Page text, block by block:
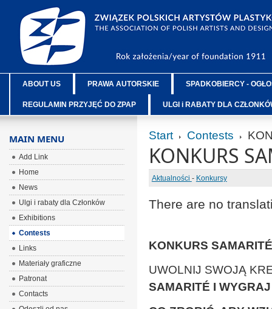
ABOUT US PRAWA AUTORSKIE SPADKOBIERCY -
REGULAMIN PRZYJĘĆ DO ZPAP ULGI i RABATY DLA
Start Contests
KONKURS
Aktualności - Konkursy
There are no
KONKURS
UWOLNIJ SWOJĄ
SAMARITÉ I
MAIN MENU
Add Link
Home
News
Ulgi i rabaty dla Członków
Exhibitions
Contests
Links
Materiały graficzne
Patronat
Contacts